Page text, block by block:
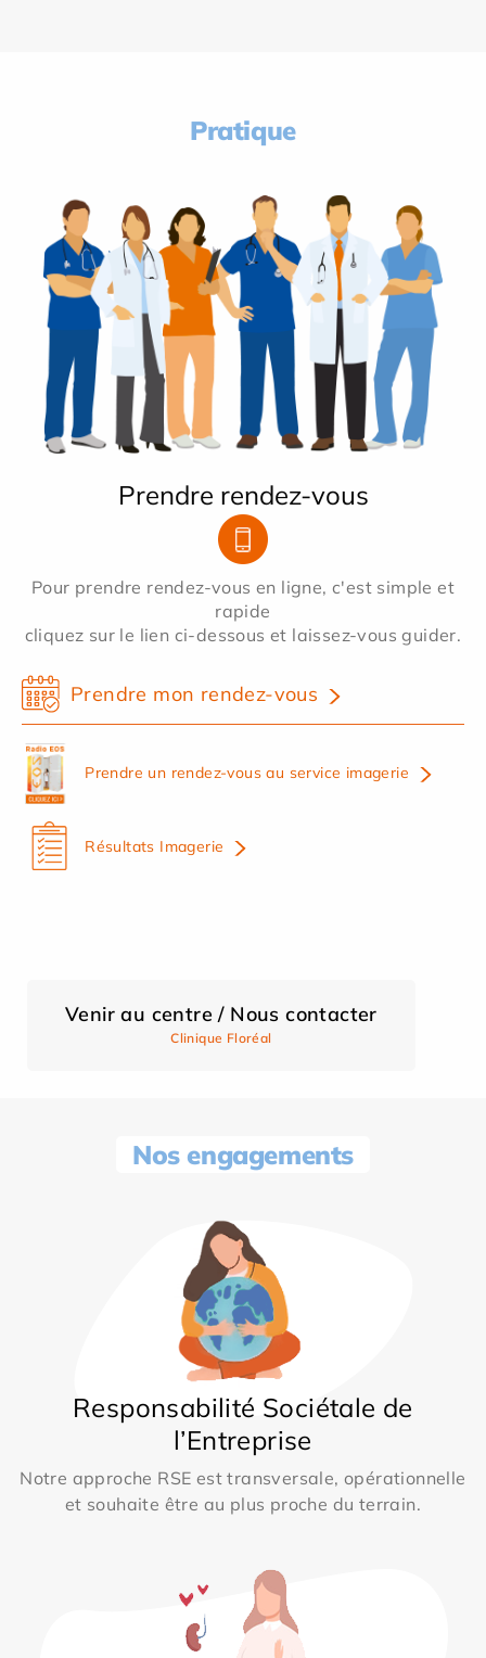
Pratique
Prendre rendez-vous
Pour prendre rendez-vous en ligne, c'est simple et
rapide
cliquez sur le lien ci-dessous et laissez-vous guider.
Prendre mon rendez-vous
Prendre un rendez-vous au service imagerie
Résultats Imagerie
Venir au centre / Nous contacter
Clinique Floréal
Nos engagements
Responsabilité Sociétale de
l’Entreprise
Notre approche RSE est transversale, opérationnelle
et souhaite être au plus proche du terrain.